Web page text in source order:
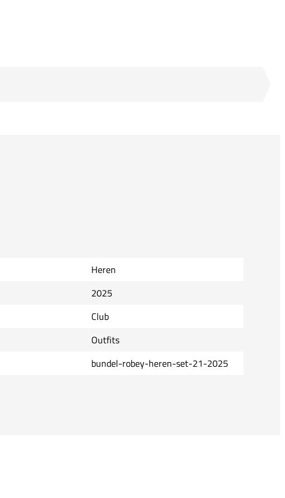
Heren
2025
Club
Outfits
bundel-robey-heren-set-21-2025